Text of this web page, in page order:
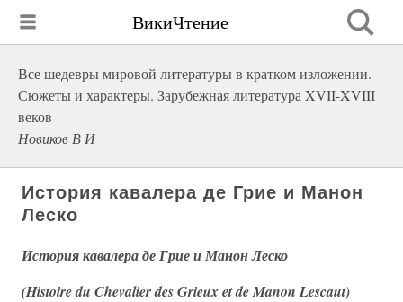
ВикиЧтение
Все шедевры мировой литературы в кратком изложении.
Сюжеты и характеры. Зарубежная литература XVII-XVIII
веков
Новиков В И
История кавалера де Грие и Манон
Леско
История кавалера де Грие и Манон Леско
(Histoire du Chevalier des Grieux et de Manon Lescaut)